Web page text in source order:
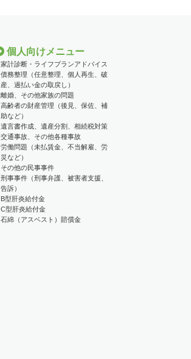
個人向けメニュー
家計診断・ライフプランアドバイス
債務整理（任意整理、個人再生、破
産、過払い金の取戻し）
離婚、その他家族の問題
高齢者の財産管理（後見、保佐、補
助など）
遺言書作成、遺産分割、相続税対策
交通事故、その他各種事故
労働問題（未払賃金、不当解雇、労
災など）
その他の民事事件
刑事事件（刑事弁護、被害者支援、
告訴）
B型肝炎給付金
C型肝炎給付金
石綿（アスベスト）賠償金